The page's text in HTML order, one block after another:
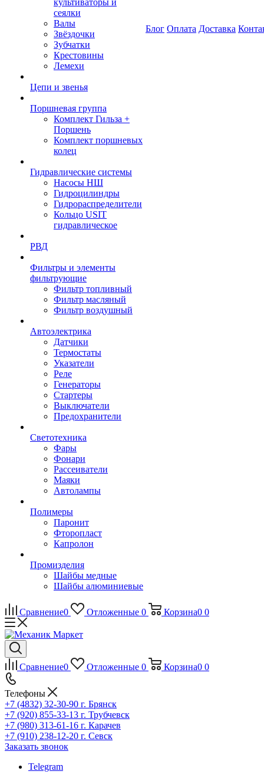
культиваторы и
сеялки
Валы
Звёздочки
Зубчатки
Крестовины
Лемехи
Цепи и звенья
Поршневая группа
Комплект Гильза +
Поршень
Комплект поршневых
колец
Гидравлические системы
Насосы НШ
Гидроцилиндры
Гидрораспределители
Кольцо USIT
гидравлическое
РВД
Фильтры и элементы
фильтрующие
Фильтр топливный
Фильтр масляный
Фильтр воздушный
Автоэлектрика
Датчики
Термостаты
Указатели
Реле
Генераторы
Стартеры
Выключатели
Предохранители
Светотехника
Фары
Фонари
Рассеиватели
Маяки
Автолампы
Полимеры
Паронит
Фторопласт
Капролон
Промизделия
Шайбы медные
Шайбы алюминиевые
Блог Оплата Доставка
Сравнение0 Отложенные 0 Корзина0 0
Сравнение0 Отложенные 0 Корзина0 0
Телефоны
+7 (4832) 32-30-90 г. Брянск
+7 (920) 855-33-13 г. Трубчевск
+7 (980) 313-61-16 г. Карачев
+7 (910) 238-12-20 г. Севск
Заказать звонок
Telegram